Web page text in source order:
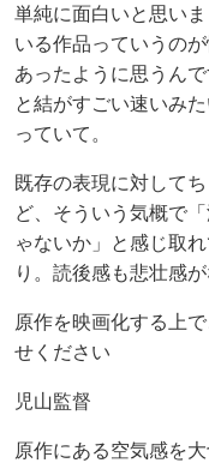
単純に面白いと思い
いる作品っていうの
あったように思うん
と結がすごい速いみ
っていて。
既存の表現に対して
ど、そういう気概で
ゃないか」と感じ取
り。読後感も悲壮感
原作を映画化する上
せください
児山監督
原作にある空気感を